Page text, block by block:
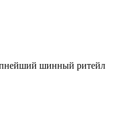
шинный ритейл